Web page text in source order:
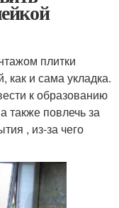
плитки
как и сама укладка.
к образованию
также повлечь за
, из-за чего